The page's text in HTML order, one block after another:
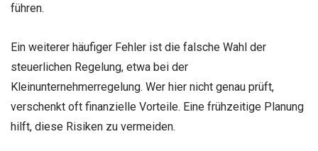
führen.
Ein weiterer häufiger Fehler ist die falsche Wahl der
steuerlichen Regelung, etwa bei der
Kleinunternehmerregelung. Wer hier nicht genau prüft,
verschenkt oft finanzielle Vorteile. Eine frühzeitige Planung
hilft, diese Risiken zu vermeiden.